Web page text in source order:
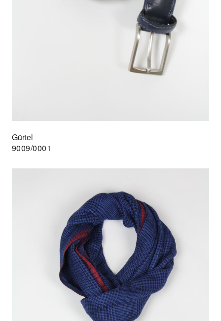
Gürtel
9009/0001